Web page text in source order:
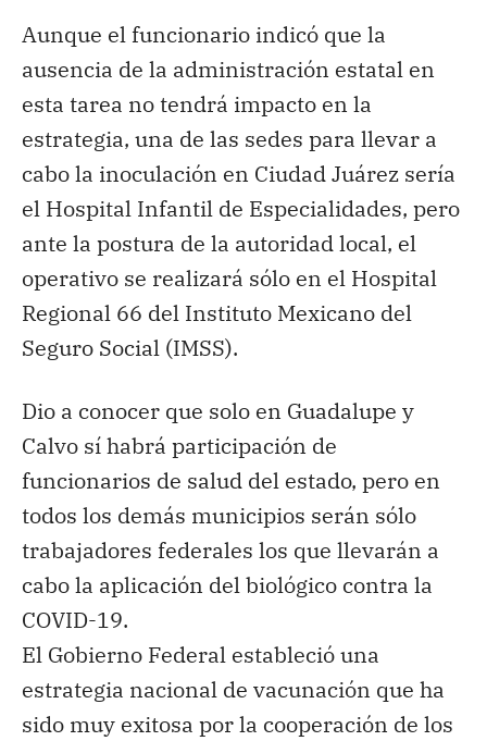
Aunque el funcionario indicó que la
ausencia de la administración estatal en
esta tarea no tendrá impacto en la
estrategia, una de las sedes para llevar a
cabo la inoculación en Ciudad Juárez sería
el Hospital Infantil de Especialidades, pero
ante la postura de la autoridad local, el
operativo se realizará sólo en el Hospital
Regional 66 del Instituto Mexicano del
Seguro Social (IMSS).
Dio a conocer que solo en Guadalupe y
Calvo sí habrá participación de
funcionarios de salud del estado, pero en
todos los demás municipios serán sólo
trabajadores federales los que llevarán a
cabo la aplicación del biológico contra la
COVID-19.
El Gobierno Federal estableció una
estrategia nacional de vacunación que ha
sido muy exitosa por la cooperación de los